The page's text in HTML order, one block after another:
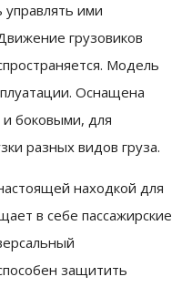
управлять ими
грузовиков
Модель
Оснащена
боковыми, для
разных видов груза.
находкой для
в себе пассажирские
защитить